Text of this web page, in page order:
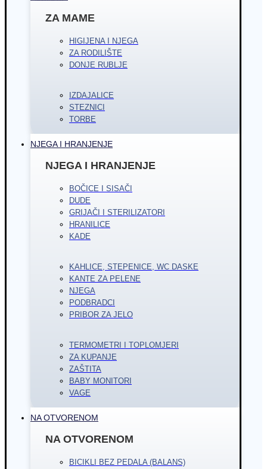
ZA MAME
HIGIJENA I NJEGA
ZA RODILIŠTE
DONJE RUBLJE
IZDAJALICE
STEZNICI
TORBE
NJEGA I HRANJENJE
NJEGA I HRANJENJE
BOČICE I SISAČI
DUDE
GRIJAČI I STERILIZATORI
HRANILICE
KADE
KAHLICE, STEPENICE, WC DASKE
KANTE ZA PELENE
NJEGA
PODBRADCI
PRIBOR ZA JELO
TERMOMETRI I TOPLOMJERI
ZA KUPANJE
ZAŠTITA
BABY MONITORI
VAGE
NA OTVORENOM
NA OTVORENOM
BICIKLI BEZ PEDALA (BALANS)